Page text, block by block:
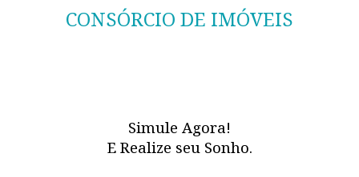
CONSÓRCIO DE IMÓVEIS
Simule Agora!
E Realize seu Sonho.